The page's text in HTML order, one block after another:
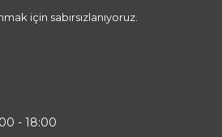
için sabırsızlanıyoruz.
- 18:00